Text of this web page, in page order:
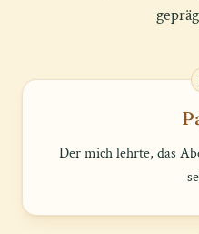
Der mich lehrte, das